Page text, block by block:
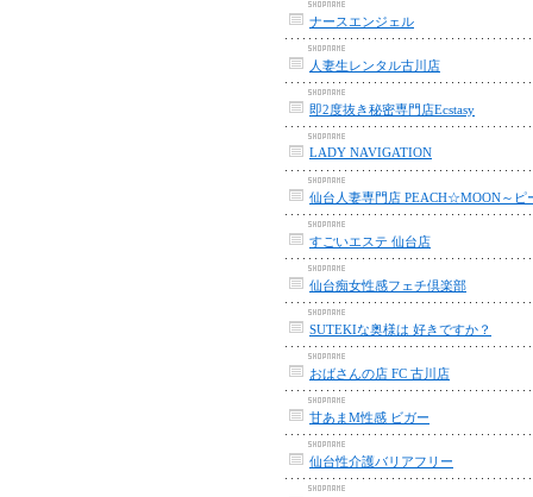
ナースエンジェル
人妻生レンタル古川店
即2度抜き秘密専門店Ecstasy
LADY NAVIGATION
すごいエステ 仙台店
仙台痴女性感フェチ倶楽部
SUTEKIな奥様は 好きですか？
おばさんの店 FC 古川店
甘あまM性感 ビガー
仙台性介護バリアフリー